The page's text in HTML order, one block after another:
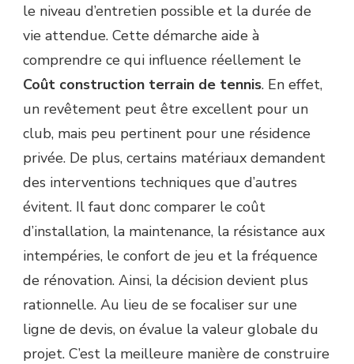
le niveau d’entretien possible et la durée de
vie attendue. Cette démarche aide à
comprendre ce qui influence réellement le
Coût construction terrain de tennis. En effet,
un revêtement peut être excellent pour un
club, mais peu pertinent pour une résidence
privée. De plus, certains matériaux demandent
des interventions techniques que d’autres
évitent. Il faut donc comparer le coût
d’installation, la maintenance, la résistance aux
intempéries, le confort de jeu et la fréquence
de rénovation. Ainsi, la décision devient plus
rationnelle. Au lieu de se focaliser sur une
ligne de devis, on évalue la valeur globale du
projet. C’est la meilleure manière de construire